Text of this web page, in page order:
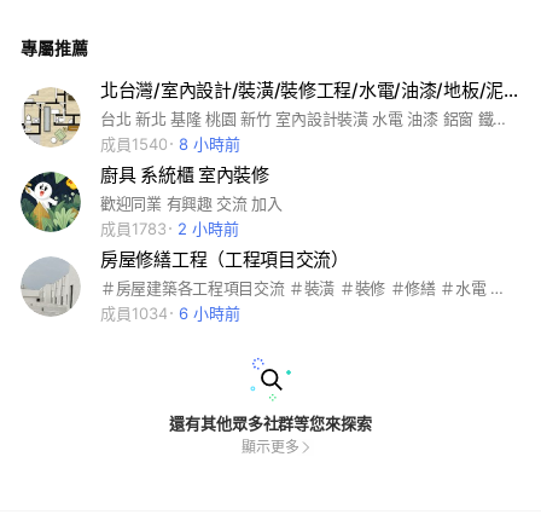
洲人烏來平溪坪林瑞芳金山萬里桃園桃園市中壢內壢楊梅龜山新
大同區士林區北投區新北新北市板橋區中和區永和區土城區林口
新莊區泰山區三重區山峽區八里淡水五股新店安坑深坑桃園桃園
市龜山中壢內壢楊梅新竹新竹市竹科竹北房市理財信用卡存錢門
市創業同業團購夥伴大小事資訊基隆桃園宜蘭花蓮花東台東中部
台中雲林苗栗南投臺東彰化嘉義高雄台南臺南屏東墾丁金門蘭嶼
綠島馬祖
專屬推薦
北台灣/室內設計/裝潢/裝修工程/水電/油漆/地板/泥作/防水/磁磚/鐵門/鋁窗/輕隔間/系統櫃
台北 新北 基隆 桃園 新竹 室內設計裝潢 水電 油漆 鋁窗 鐵門 泥作 拆除 木工 系統櫃 冷氣空調
成員1540
8 小時前
廚具 系統櫃 室內裝修
歡迎同業 有興趣 交流 加入
成員1783
2 小時前
房屋修繕工程（工程項目交流）
＃房屋建築各工程項目交流 ＃裝潢 ＃裝修 ＃修繕 ＃水電 ＃電燈 ＃燈光 ＃燈具 ＃吊扇 ＃商空 ＃居家 ＃展場 ＃百貨 ＃電力 ＃配電 ＃接電 ＃電錶 ＃油漆 ＃壁紙 ＃泥作 ＃水泥 ＃防水 ＃水泥漆 ＃木工 ＃木作 ＃系統櫃 ＃廚具 ＃廚房 ＃設計師 ＃設計圖 ＃3D ＃平面 ＃測量 ＃規劃 ＃木板 ＃實木 ＃拉門 ＃隔間 ＃輕鋼架 ＃輕隔間 ＃平釘 ＃層板 ＃冷氣 ＃空調 ＃中央 ＃家電 ＃照明 ＃變頻 ＃窗簾 ＃捲簾 ＃調光簾 ＃百葉窗 ＃百摺簾 ＃磁磚 ＃塑膠地板 ＃實木地板 ＃木地板 ＃南方松 ＃大理石 ＃拋光地磚 ＃打除 ＃衛浴 ＃流理台 ＃馬桶 ＃厠所 ＃天花板 ＃電箱 ＃監視器 ＃監視鏡頭 ＃DVR ＃門禁系統 ＃監視系統 ＃電話總機 ＃弱電系統 ＃電腦佈線 ＃網路佈線 ＃字幕機 ＃廣告招牌 ＃霓虹燈 ＃美工設計 ＃商標設計 ＃LOGO ＃型錄 ＃開店 ＃店鋪 ＃LED ＃門片 ＃木門 ＃塑鋼門 ＃鐵門 ＃白鐵 ＃鋼構 ＃鐵皮 ＃屋頂 ＃鐵厝 ＃C型鋼 ＃太陽能 ＃太陽能燈具 ＃太陽能發電系統 ＃發電系統 ＃自動控制 ＃機電盤 ＃太陽能躉售系統 ＃控制系統 ＃鐵捲門 ＃電動門 ＃採光罩 ＃落地窗 ＃門框 ＃石頭漆 ＃彩繪漆 ＃熱水器 ＃排風扇 ＃飲水機 ＃水管 ＃水錶 ＃申請
成員1034
6 小時前
還有其他眾多社群等您來探索
顯示更多